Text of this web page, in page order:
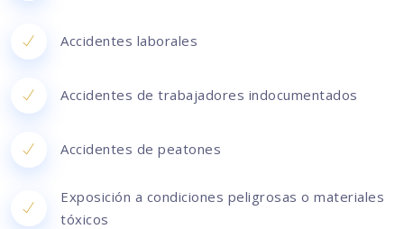
Accidentes laborales
Accidentes de trabajadores indocumentados
Accidentes de peatones
Exposición a condiciones peligrosas o materiales
tóxicos